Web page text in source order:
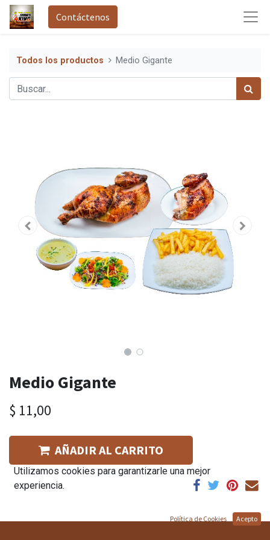
Contáctenos
Todos los productos Medio Gigante
Medio Gigante
$ 11,00
AÑADIR AL CARRITO
Utilizamos cookies para garantizarle una mejor
experiencia.
Política de Cookies Acepto